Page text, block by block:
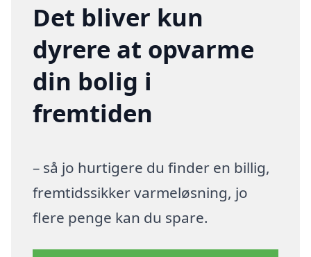
Det bliver kun
dyrere at opvarme
din bolig i
fremtiden
– så jo hurtigere du finder en billig,
fremtidssikker varmeløsning, jo
flere penge kan du spare.